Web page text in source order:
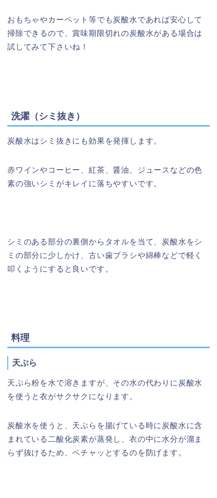
おもちゃやカーペット等でも炭酸水であれば安心して
掃除できるので、賞味期限切れの炭酸水がある場合は
試してみて下さいね！
洗濯（シミ抜き）
炭酸水はシミ抜きにも効果を発揮します。
赤ワインやコーヒー、紅茶、醤油、ジュースなどの色
素の強いシミがキレイに落ちやすいです。
シミのある部分の裏側からタオルを当て、炭酸水をシ
ミの部分に少しかけ、古い歯ブラシや綿棒などで軽く
叩くようにすると良いです。
料理
天ぷら
天ぷら粉を水で溶きますが、その水の代わりに炭酸水
を使うと衣がサクサクになります。
炭酸水を使うと、天ぷらを揚げている時に炭酸水に含
まれている二酸化炭素が蒸発し、衣の中に水分が溜ま
らず抜けるため、ベチャッとするのを防げます。